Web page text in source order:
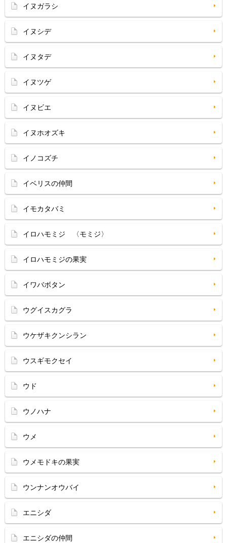
イヌガラシ
イヌシデ
イヌタデ
イヌツゲ
イヌビエ
イヌホオズキ
イノコズチ
イベリスの仲間
イモカタバミ
イロハモミジ 〈モミジ〉
イロハモミジの果実
イワバボタン
ウグイスカグラ
ウケザキクンシラン
ウスギモクセイ
ウド
ウノハナ
ウメ
ウメモドキの果実
ウンナンオウバイ
エニシダ
エニシダの仲間